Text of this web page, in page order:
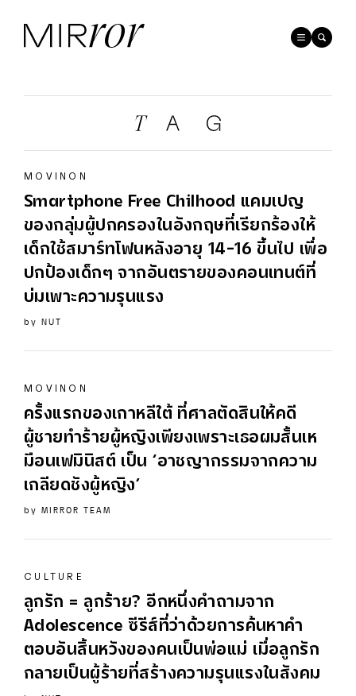
MOVINON
Smartphone Free Chilhood แคมเปญ
ของกลุ่มผู้ปกครองในอังกฤษที่เรียกร้องให้
เด็กใช้สมาร์ทโฟนหลังอายุ 14-16 ขึ้นไป เพื่อ
ปกป้องเด็กๆ จากอันตรายของคอนเทนต์ที่
บ่มเพาะความรุนแรง
by NUT
MOVINON
ครั้งแรกของเกาหลีใต้ ที่ศาลตัดสินให้คดี
ผู้ชายทำร้ายผู้หญิงเพียงเพราะเธอผมสั้นเห
มือนเฟมินิสต์ เป็น ‘อาชญากรรมจากความ
เกลียดชังผู้หญิง’
by MIRROR TEAM
CULTURE
ลูกรัก = ลูกร้าย? อีกหนึ่งคำถามจาก
Adolescence ซีรีส์ที่ว่าด้วยการค้นหาคำ
ตอบอันสิ้นหวังของคนเป็นพ่อแม่ เมื่อลูกรัก
กลายเป็นผู้ร้ายที่สร้างความรุนแรงในสังคม